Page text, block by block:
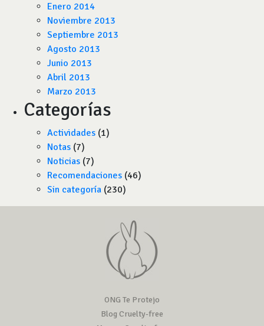
Enero 2014
Noviembre 2013
Septiembre 2013
Agosto 2013
Junio 2013
Abril 2013
Marzo 2013
Categorías
Actividades (1)
Notas (7)
Noticias (7)
Recomendaciones (46)
Sin categoría (230)
ONG Te Protejo
Blog Cruelty-free